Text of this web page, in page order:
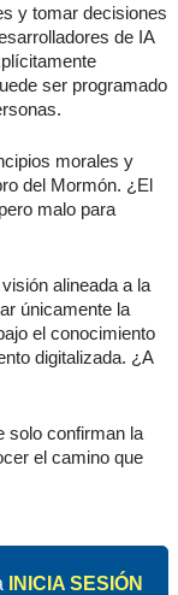
y tomar decisiones
de IA
ser programado
morales y
del Mormón. ¿El
malo para
alineada a la
únicamente la
el conocimiento
digitalizada. ¿A
solo confirman la
el camino que
INICIA SESIÓN